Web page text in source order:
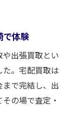
で体験
出張買取とい
。宅配買取は
で完結し、出
の場で査定・